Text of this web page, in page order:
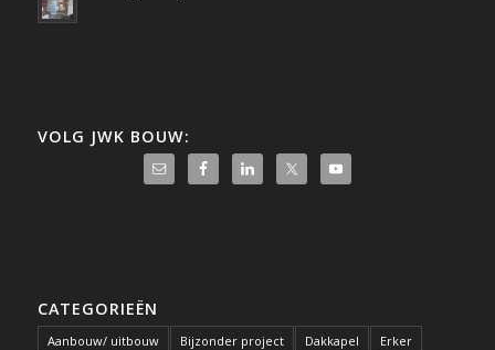
VOLG JWK BOUW:
CATEGORIEËN
Aanbouw/ uitbouw Bijzonder project Dakkapel
Erker